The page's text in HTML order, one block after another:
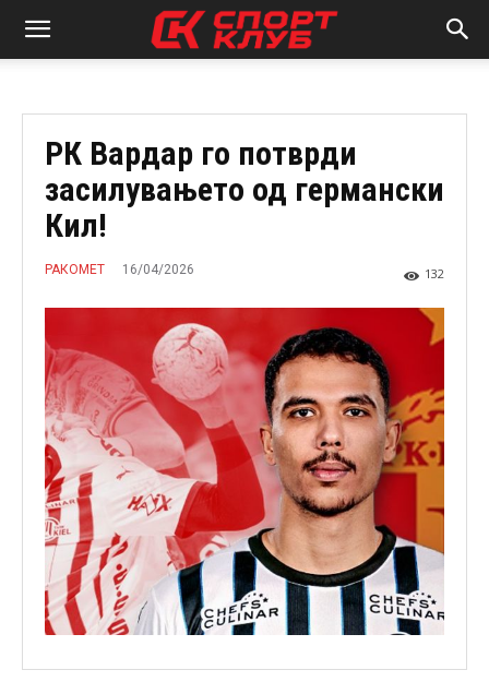
РК Вардар го потврди
засилувањето од германски
Кил!
РАКОМЕТ 16/04/2026 132